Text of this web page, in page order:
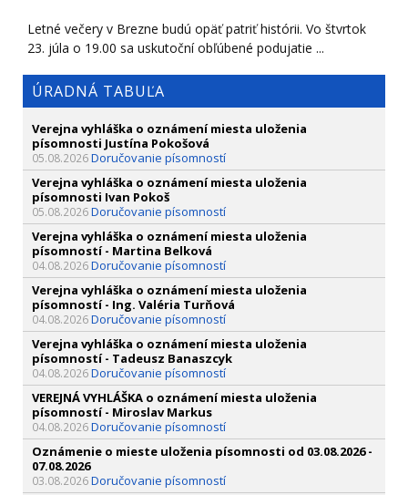
Letné večery v Brezne budú opäť patriť histórii. Vo štvrtok
23. júla o 19.00 sa uskutoční obľúbené podujatie ...
ÚRADNÁ TABUĽA
Verejna vyhláška o oznámení miesta uloženia
písomnosti Justína Pokošová
05.08.2026Doručovanie písomností
Verejna vyhláška o oznámení miesta uloženia
písomnosti Ivan Pokoš
05.08.2026Doručovanie písomností
Verejna vyhláška o oznámení miesta uloženia
písomností - Martina Belková
04.08.2026Doručovanie písomností
Verejna vyhláška o oznámení miesta uloženia
písomností - Ing. Valéria Turňová
04.08.2026Doručovanie písomností
Verejna vyhláška o oznámení miesta uloženia
písomností - Tadeusz Banaszcyk
04.08.2026Doručovanie písomností
VEREJNÁ VYHLÁŠKA o oznámení miesta uloženia
písomností - Miroslav Markus
04.08.2026Doručovanie písomností
Oznámenie o mieste uloženia písomnosti od 03.08.2026 -
07.08.2026
03.08.2026Doručovanie písomností